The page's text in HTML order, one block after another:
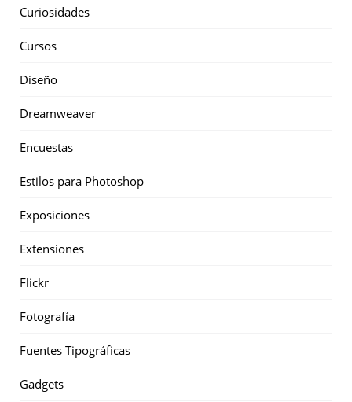
Curiosidades
Cursos
Diseño
Dreamweaver
Encuestas
Estilos para Photoshop
Exposiciones
Extensiones
Flickr
Fotografía
Fuentes Tipográficas
Gadgets